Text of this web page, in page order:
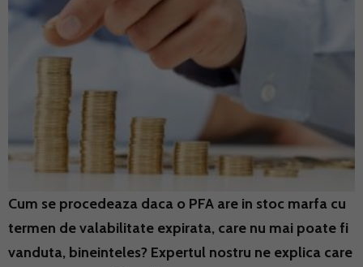
Cum se procedeaza daca o PFA are in stoc marfa cu
termen de valabilitate expirata, care nu mai poate fi
vanduta, bineinteles? Expertul nostru ne explica care